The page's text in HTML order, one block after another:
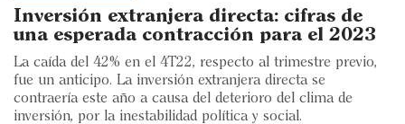
Legal y Política
Eventos
Blogs
Inversión extranjera directa: cifras de
una esperada contracción para el 2023
La caída del 42% en el 4T22, respecto al trimestre previo,
fue un anticipo. La inversión extranjera directa se
contraería este año a causa del deterioro del clima de
inversión, por la inestabilidad política y social.